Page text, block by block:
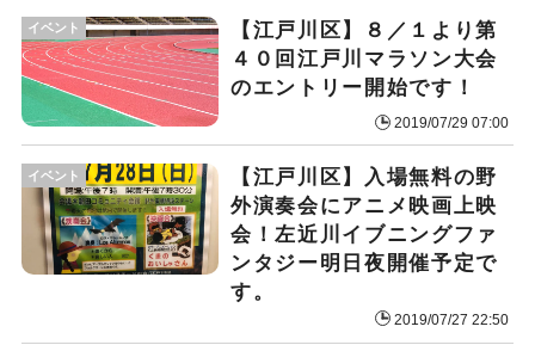
【江戸川区】８／１より第
４０回江戸川マラソン大会
のエントリー開始です！
2019/07/29 07:00
イベント
【江戸川区】入場無料の野
外演奏会にアニメ映画上映
会！左近川イブニングファ
ンタジー明日夜開催予定で
す。
2019/07/27 22:50
イベント